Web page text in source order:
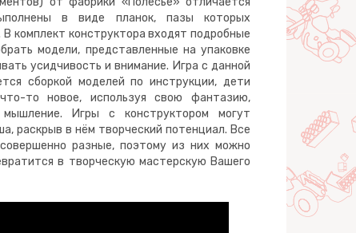
в виде планок, пазы которых
комплект конструктора входят подробные
модели, представленные на упаковке
усидчивость и внимание. Игра с данной
сборкой моделей по инструкции, дети
то новое, используя свою фантазию,
мышление. Игры с конструктором могут
раскрыв в нём творческий потенциал. Все
разные, поэтому из них можно
в творческую мастерскую Вашего